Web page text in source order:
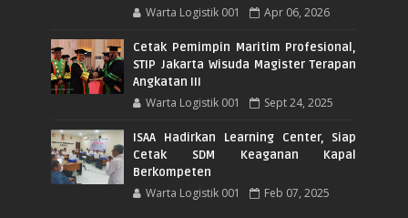
Warta Logistik 001 Apr 06, 2026
Cetak Pemimpin Maritim Profesional,
STIP Jakarta Wisuda Magister Terapan
Angkatan III
Warta Logistik 001 Sept 24, 2025
ISAA Hadirkan Learning Center, Siap
Cetak SDM Keaganan Kapal
Berkompeten
Warta Logistik 001 Feb 07, 2025